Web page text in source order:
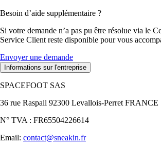
Besoin d’aide supplémentaire ?
Si votre demande n’a pas pu être résolue via le
Service Client reste disponible pour vous
Envoyer une demande
Informations sur l'entreprise
SPACEFOOT SAS
36 rue Raspail 92300 Levallois-Perret FRANCE
N° TVA : FR65504226614
Email: contact@sneakin.fr